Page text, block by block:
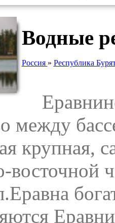
Водные
Россия » Республика
между
крупная,
восточной